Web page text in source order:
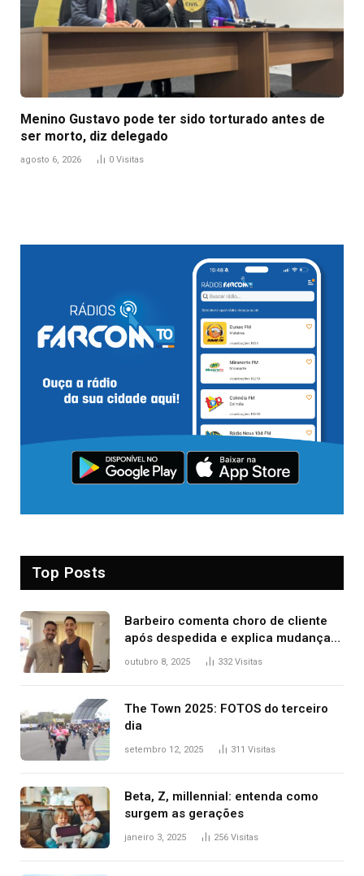
Menino Gustavo pode ter sido torturado antes de
ser morto, diz delegado
agosto 6, 2026 0 Visitas
Top Posts
Barbeiro comenta choro de cliente
após despedida e explica mudança
para o TO: ‘Não esperava atingir
outubro 8, 2025 332Visitas
The Town 2025: FOTOS do terceiro
dia
setembro 12, 2025 311 Visitas
Beta, Z, millennial: entenda como
surgem as gerações
janeiro 3, 2025 256 Visitas